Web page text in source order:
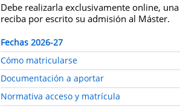
Debe realizarla exclusivamente online,
reciba por escrito su admisión al Máster.
Fechas 2026-27
Cómo matricularse
Documentación a aportar
Normativa acceso y matrícula